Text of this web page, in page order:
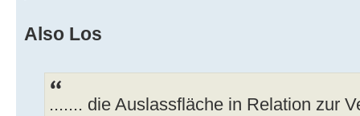
Also Los
....... die Auslassfläche in Relation zur